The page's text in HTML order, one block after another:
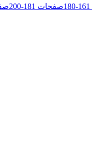
161
-
180صفحات 181
-
200